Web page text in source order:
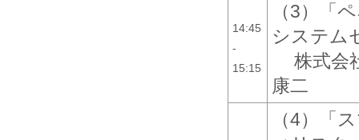
14:45
-
15:15
（3）「
システム
株式会
康二
（4）「